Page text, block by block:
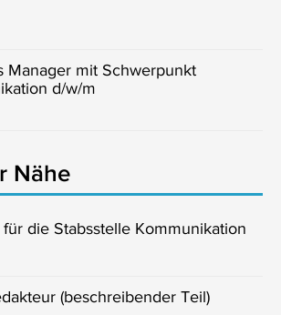
Manager mit Schwerpunkt
d/w/m
Nähe
die Stabsstelle Kommunikation
(beschreibender Teil)